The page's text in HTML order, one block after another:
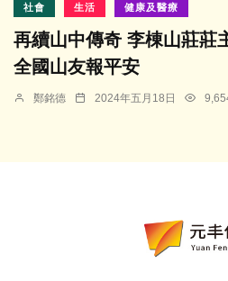
社會 生活 健康及醫療
再續山中傳奇 李棟山莊莊
全國山友報平安
鄭銘德 2024年五月18日